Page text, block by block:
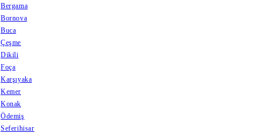
Bergama
Bornova
Buca
Çeşme
Dikili
Foça
Karşıyaka
Kemer
Konak
Ödemiş
Seferihisar